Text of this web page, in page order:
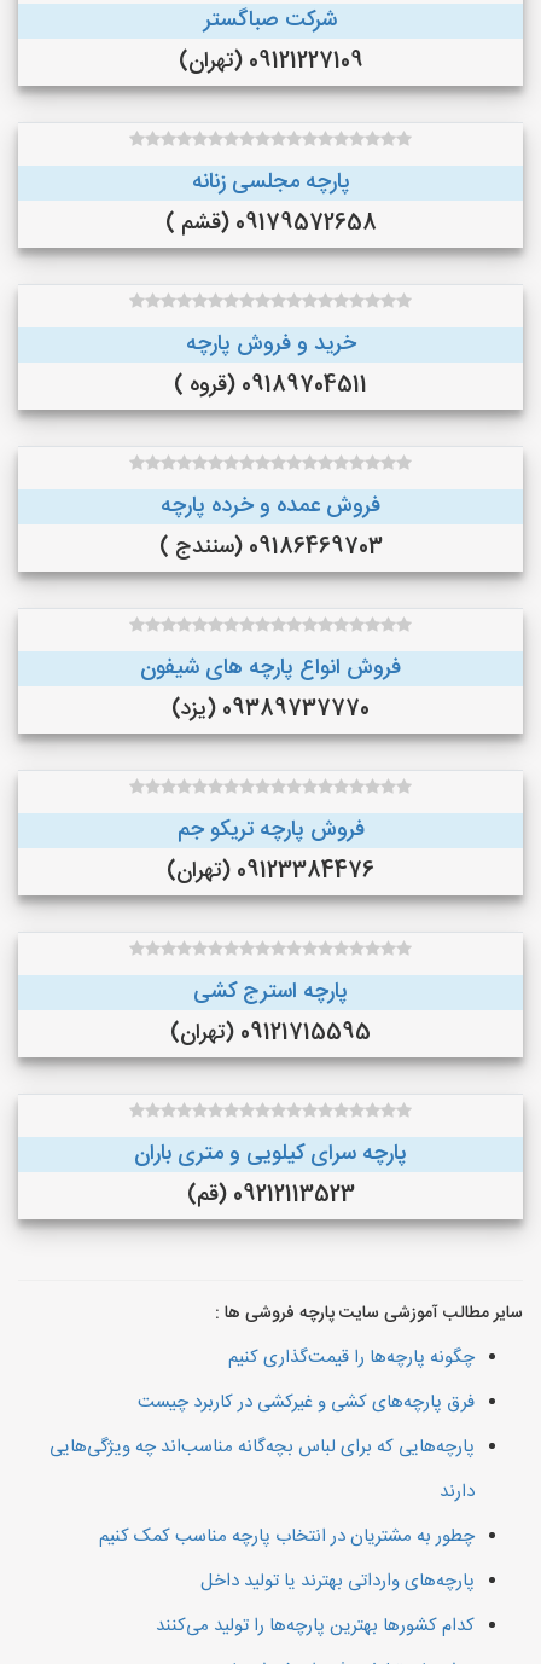
شرکت صباگستر
09121227109 (تهران)
پارچه مجلسی زنانه
09179572658 (قشم )
خرید و فروش پارچه
09189704511 (قروه )
فروش عمده و خرده پارچه
09186469703 (سنندج )
فروش انواع پارچه های شیفون
09389737770 (یزد)
فروش پارچه تریکو جم
09123384476 (تهران)
پارچه استرج کشی
09121715595 (تهران)
پارچه سرای کیلویی و متری باران
09212113523 (قم)
سایر مطالب آموزشی سایت پارچه فروشی ها :
چگونه پارچه‌ها را قیمت‌گذاری کنیم
فرق پارچه‌های کشی و غیرکشی در کاربرد چیست
پارچه‌هایی که برای لباس بچه‌گانه مناسب‌اند چه ویژگی‌هایی
دارند
چطور به مشتریان در انتخاب پارچه مناسب کمک کنیم
پارچه‌های وارداتی بهترند یا تولید داخل
کدام کشورها بهترین پارچه‌ها را تولید می‌کنند